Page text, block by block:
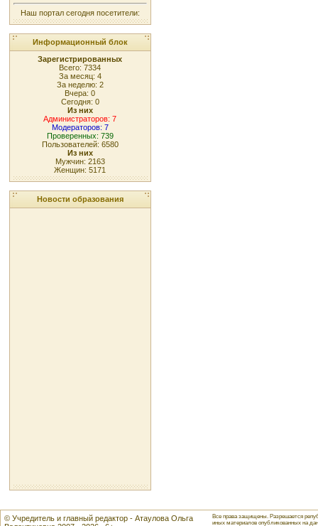
Наш портал сегодня посетители:
Информационный блок
Зарегистрированных
Всего: 7334
За месяц: 4
За неделю: 2
Вчера: 0
Сегодня: 0
Из них
Администраторов: 7
Модераторов: 7
Проверенных: 739
Пользователей: 6580
Из них
Мужчин: 2163
Женщин: 5171
Новости образования
© Учредитель и главный редактор - Атаулова Ольга
Все права защищены. Разрешается
иных материалов опубликованных на